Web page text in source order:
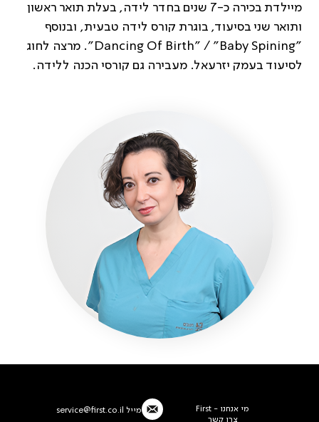
מיילדת בכירה כ-7 שנים בחדר לידה, בעלת תואר ראשון
ותואר שני בסיעוד, בוגרת קורס לידה טבעית, ובנוסף
"Dancing Of Birth" / "Baby Spining". מרצה לחוג
לסיעוד בעמק יזרעאל. מעבירה גם קורסי הכנה ללידה.
מי אנחנו - First
צרו קשר
מייל service@first.co.il